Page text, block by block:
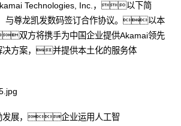
Technologies, Inc.，以下简
尊龙凯发数码签订合作协议。以本
双方将携手为中国企业提供Akamai领先
决方案，并提供本土化的服务体
发展，企业运用人工智